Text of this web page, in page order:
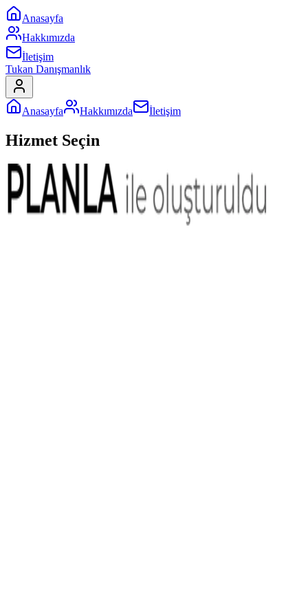
Anasayfa
Hakkımızda
İletişim
Tukan Danışmanlık
Anasayfa Hakkımızda İletişim
Hizmet Seçin